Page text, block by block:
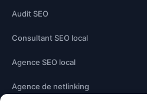
Audit SEO
Consultant SEO local
Agence SEO local
Agence de netlinking